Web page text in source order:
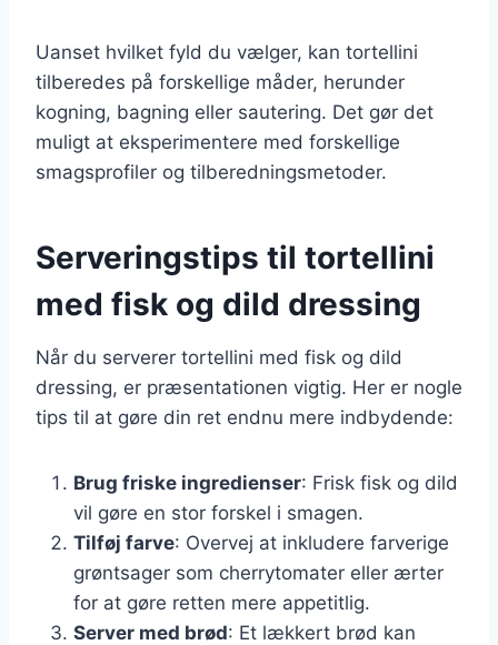
Uanset hvilket fyld du vælger, kan tortellini
tilberedes på forskellige måder, herunder
kogning, bagning eller sautering. Det gør det
muligt at eksperimentere med forskellige
smagsprofiler og tilberedningsmetoder.
Serveringstips til tortellini
med fisk og dild dressing
Når du serverer tortellini med fisk og dild
dressing, er præsentationen vigtig. Her er nogle
tips til at gøre din ret endnu mere indbydende:
Brug friske ingredienser: Frisk fisk og dild
vil gøre en stor forskel i smagen.
Tilføj farve: Overvej at inkludere farverige
grøntsager som cherrytomater eller ærter
for at gøre retten mere appetitlig.
Server med brød: Et lækkert brød kan